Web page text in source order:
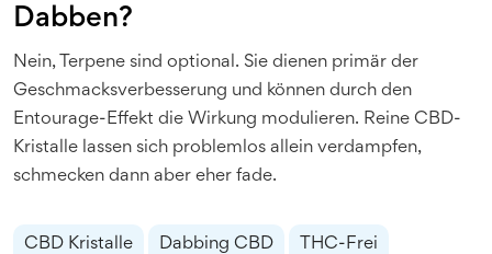
Dabben?
Nein, Terpene sind optional. Sie dienen primär der
Geschmacksverbesserung und können durch den
Entourage-Effekt die Wirkung modulieren. Reine CBD-
Kristalle lassen sich problemlos allein verdampfen,
schmecken dann aber eher fade.
CBD Kristalle Dabbing CBD THC-Frei